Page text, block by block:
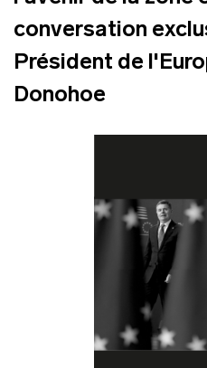
conversation
Président de
Donohoe